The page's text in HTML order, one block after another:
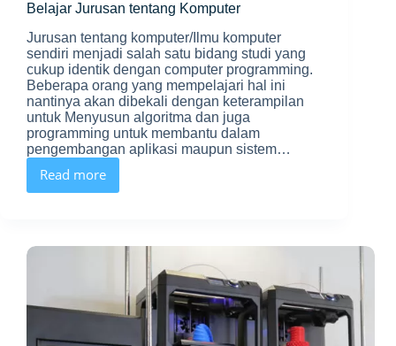
Belajar Jurusan tentang Komputer
Jurusan tentang komputer/Ilmu komputer
sendiri menjadi salah satu bidang studi yang
cukup identik dengan computer programming.
Beberapa orang yang mempelajari hal ini
nantinya akan dibekali dengan keterampilan
untuk Menyusun algoritma dan juga
programming untuk membantu dalam
pengembangan aplikasi maupun sistem…
Read more
Belajar
Jurusan